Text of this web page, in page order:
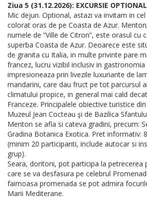
Ziua 5 (31.12.2026): EXCURSIE
Mic dejun. Optional, astazi va invitam in
colorat oras de pe Coasta de Azur.
numele de ”Ville de Citron”, este orasul cu
superba Coasta de Azur. Deoarece este
de granita cu Italia, in multe privinte pare
francez, lucru vizibil inclusiv in gastronomia
impresioneaza prin livezile luxuriante de
mandarini, care dau fruct pe tot parcursul
climatului propice, in general mai cald
Franceze. Principalele obiective turistice
Muzeul Jean Cocteau şi de Bazilica
Menton se afla si cateva gradini, precum:
Gradina Botanica Exotica. Pret informativ:
(minim 20 participanti, include autocar si
grup).
Seara, doritorii, pot participa la petrecerea
care se va desfasura pe celebrul
faimoasa promenada se pot admira
Marii Mediterane.